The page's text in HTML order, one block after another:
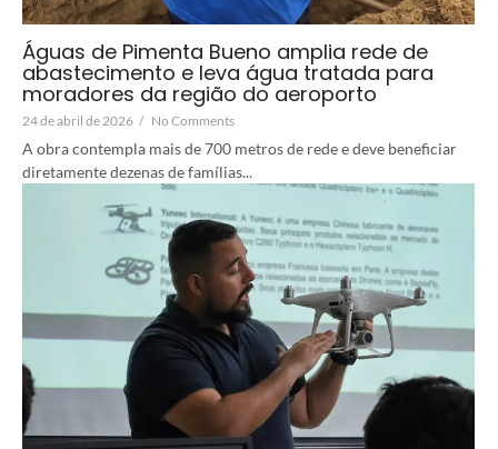
Águas de Pimenta Bueno amplia rede de
abastecimento e leva água tratada para
moradores da região do aeroporto
24 de abril de 2026 / No Comments
A obra contempla mais de 700 metros de rede e deve beneficiar
diretamente dezenas de famílias...